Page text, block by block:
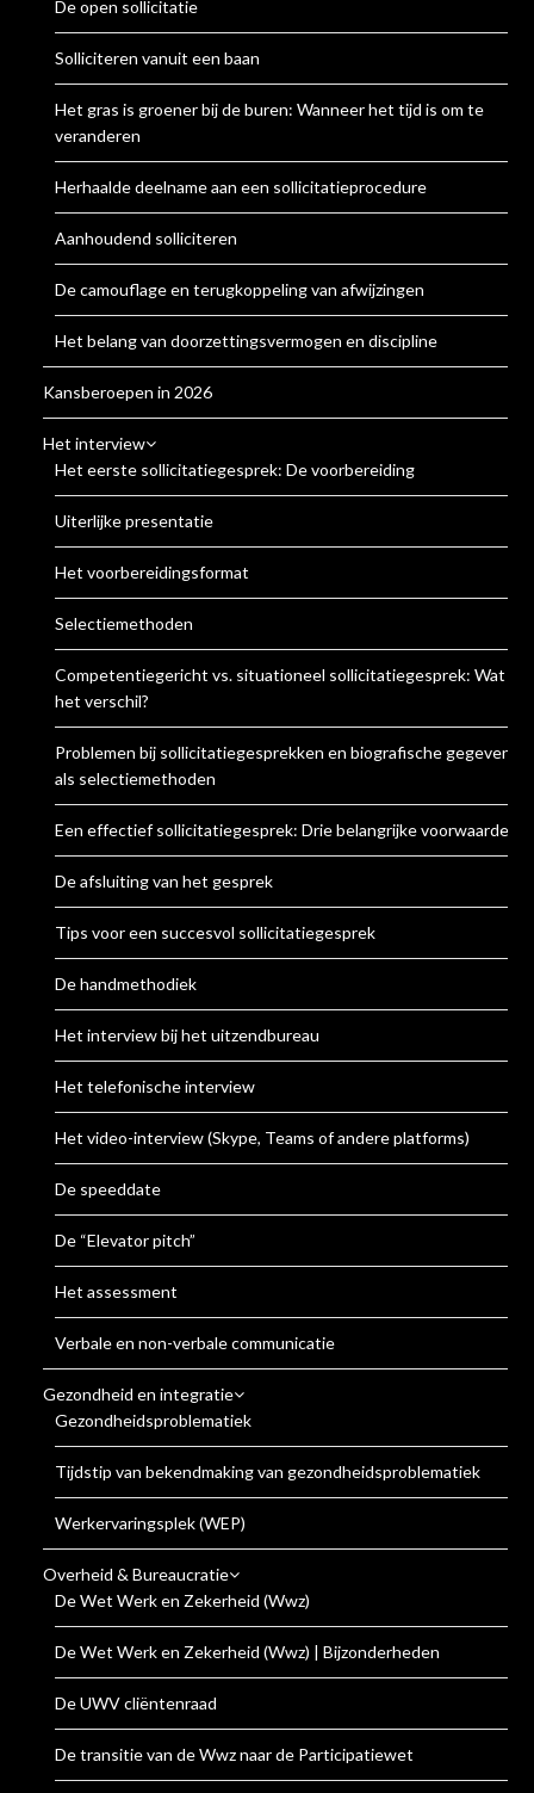
De open sollicitatie
Solliciteren vanuit een baan
Het gras is groener bij de buren: Wanneer het tijd is om te
veranderen
Herhaalde deelname aan een sollicitatieprocedure
Aanhoudend solliciteren
De camouflage en terugkoppeling van afwijzingen
Het belang van doorzettingsvermogen en discipline
Kansberoepen in 2026
Het interview
Het eerste sollicitatiegesprek: De voorbereiding
Uiterlijke presentatie
Het voorbereidingsformat
Selectiemethoden
Competentiegericht vs. situationeel sollicitatiegesprek: Wat is
het verschil?
Problemen bij sollicitatiegesprekken en biografische gegevens
als selectiemethoden
Een effectief sollicitatiegesprek: Drie belangrijke voorwaarden
De afsluiting van het gesprek
Tips voor een succesvol sollicitatiegesprek
De handmethodiek
Het interview bij het uitzendbureau
Het telefonische interview
Het video-interview (Skype, Teams of andere platforms)
De speeddate
De “Elevator pitch”
Het assessment
Verbale en non-verbale communicatie
Gezondheid en integratie
Gezondheidsproblematiek
Tijdstip van bekendmaking van gezondheidsproblematiek
Werkervaringsplek (WEP)
Overheid & Bureaucratie
De Wet Werk en Zekerheid (Wwz)
De Wet Werk en Zekerheid (Wwz) | Bijzonderheden
De UWV cliëntenraad
De transitie van de Wwz naar de Participatiewet